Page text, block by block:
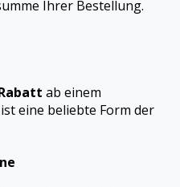
Ihrer Bestellung.
ab einem
eine beliebte Form der